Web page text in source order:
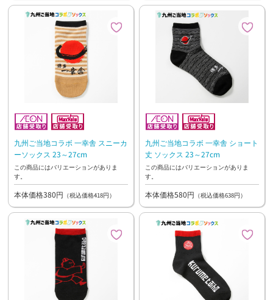
九州ご当地コラボ 一幸舎 スニーカ
ーソックス 23～27cm
この商品にはバリエーションがありま
す。
本体価格380円 （税込価格418円）
九州ご当地コラボ 一幸舎 ショート
丈 ソックス 23～27cm
この商品にはバリエーションがありま
す。
本体価格580円 （税込価格638円）